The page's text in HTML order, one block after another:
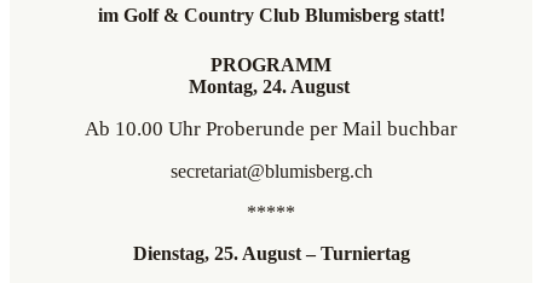
im Golf & Country Club Blumisberg statt!
PROGRAMM
Montag, 24. August
Ab 10.00 Uhr Proberunde per Mail buchbar
secretariat@blumisberg.ch
*****
Dienstag, 25. August – Turniertag